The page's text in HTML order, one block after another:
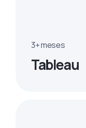
3+ meses
Tableau